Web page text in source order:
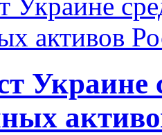
Украине